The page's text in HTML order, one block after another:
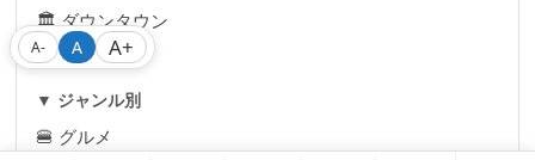
🏛 ダウンタウン
🚙 空港・郊外
▼ ジャンル別
🍔 グルメ
A- A A+